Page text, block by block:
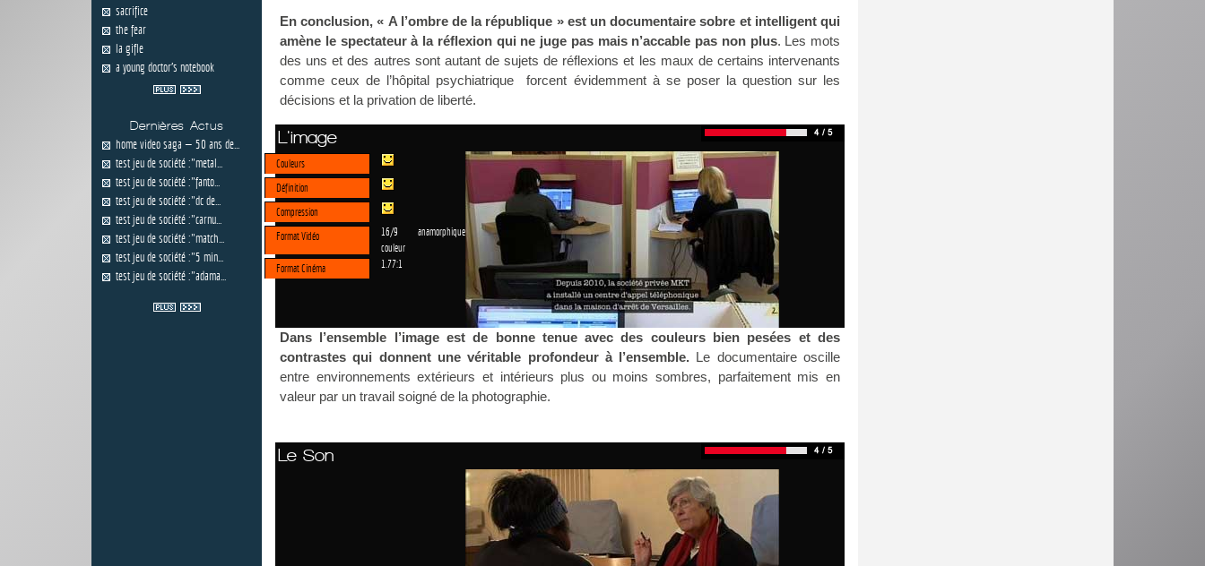
sacrifice
the fear
la gifle
a young doctor’s notebook
Dernières Actus
home video saga — 50 ans de...
test jeu de société :"metal...
test jeu de société :"fanto...
test jeu de société :"dc de...
test jeu de société :"carnu...
test jeu de société :"match...
test jeu de société :"5 min...
test jeu de société :"adama...
En conclusion, « A l’ombre de la république » est un documentaire sobre et intelligent qui
amène le spectateur à la réflexion qui ne juge pas mais n’accable pas non plus. Les mots
des uns et des autres sont autant de sujets de réflexions et les maux de certains intervenants
comme ceux de l’hôpital psychiatrique
forcent évidemment à se poser la question sur les
décisions et la privation de liberté.
L'image
Couleurs
Définition
Compression
Format Vidéo
16/9 anamorphique
couleur
Format Cinéma
1.77:1
Dans l’ensemble l’image est de bonne tenue avec des couleurs bien pesées et des
contrastes qui donnent une véritable profondeur à l’ensemble. Le documentaire oscille
entre environnements extérieurs et intérieurs plus ou moins sombres, parfaitement mis en
valeur par un travail soigné de la photographie.
Le Son